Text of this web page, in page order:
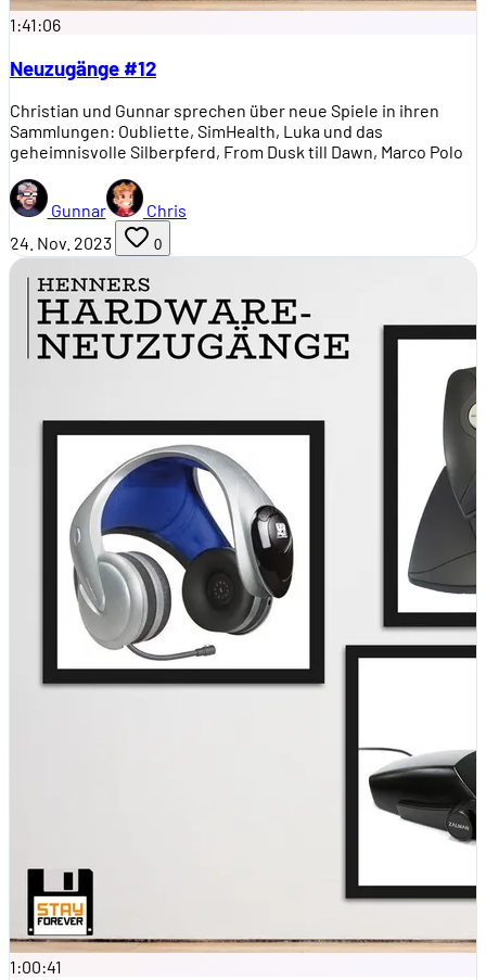
1:41:06
Neuzugänge #12
Christian und Gunnar sprechen über neue Spiele in ihren
Sammlungen: Oubliette, SimHealth, Luka und das
geheimnisvolle Silberpferd, From Dusk till Dawn, Marco Polo
Gunnar
Chris
24. Nov. 2023
0
1:00:41